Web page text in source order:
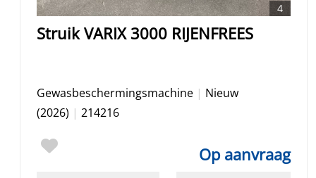
4
Struik VARIX 3000 RIJENFREES
Gewasbeschermingsmachine | Nieuw
(2026) | 214216
Op aanvraag